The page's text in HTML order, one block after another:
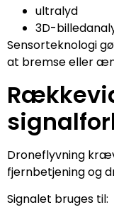
ultralyd
3D-
Sensorteknologi
at bremse eller
Droneflyvning
fjernbetjening og
Signalet bruges til: